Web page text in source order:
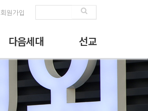
회원가입
다음세대 선교